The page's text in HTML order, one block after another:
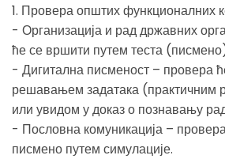
1. Провера општих функционалних
- Организација и рад државних
ће се вршити путем теста
- Дигитална писменост – провера
решавањем задатака (практичним
или увидом у доказ о познавању
- Пословна комуникација –
писмено путем симулације.